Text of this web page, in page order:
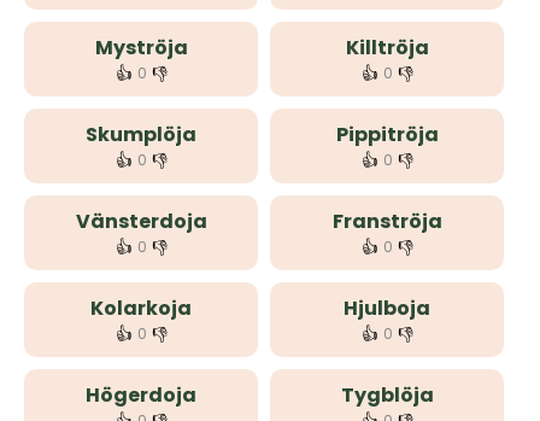
Myströja
👍 0 👎
Killtröja
👍 0 👎
Skumplöja
👍 0 👎
Pippitröja
👍 0 👎
Vänsterdoja
👍 0 👎
Franströja
👍 0 👎
Kolarkoja
👍 0 👎
Hjulboja
👍 0 👎
Högerdoja Tygblöja